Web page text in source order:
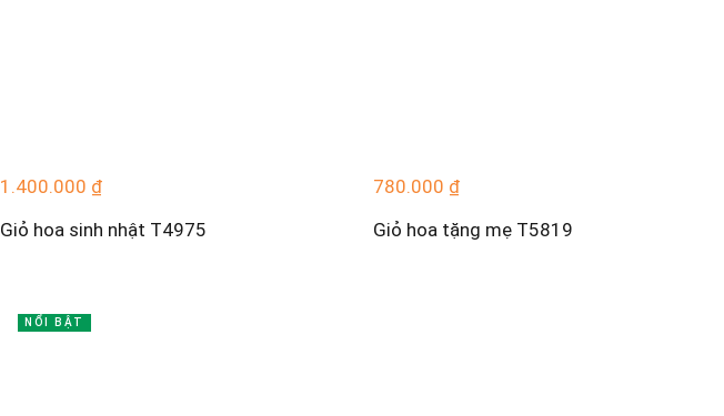
1.400.000 ₫
Giỏ hoa sinh nhật T4975
780.000 ₫
Giỏ hoa tặng mẹ T5819
NỔI BẬT